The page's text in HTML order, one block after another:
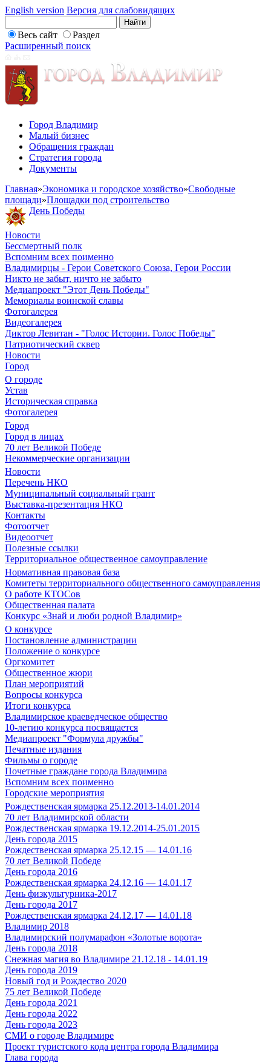
English version Версия для слабовидящих
Весь сайт
Раздел
Расширенный поиск
Город Владимир
Малый бизнес
Обращения граждан
Стратегия города
Документы
Главная»Экономика и городское хозяйство»Свободные
площади»Площадки под строительство
День Победы
Новости
Бессмертный полк
Вспомним всех поименно
Владимирцы - Герои Советского Союза, Герои России
Никто не забыт, ничто не забыто
Медиапроект "Этот День Победы"
Мемориалы воинской славы
Фотогалерея
Видеогалерея
Диктор Левитан - "Голос Истории. Голос Победы"
Патриотический сквер
Новости
Город
О городе
Устав
Историческая справка
Фотогалерея
Город
Город в лицах
70 лет Великой Победе
Некоммерческие организации
Новости
Перечень НКО
Муниципальный социальный грант
Выставка-презентация НКО
Контакты
Фотоотчет
Видеоотчет
Полезные ссылки
Территориальное общественное самоуправление
Нормативная правовая база
Комитеты территориального общественного самоуправления
О работе КТОСов
Общественная палата
Конкурс «Знай и люби родной Владимир»
О конкурсе
Постановление администрации
Положение о конкурсе
Оргкомитет
Общественное жюри
План мероприятий
Вопросы конкурса
Итоги конкурса
Владимирское краеведческое общество
10-летию конкурса посвящается
Медиапроект "Формула дружбы"
Печатные издания
Фильмы о городе
Почетные граждане города Владимира
Вспомним всех поименно
Городские мероприятия
Рождественская ярмарка 25.12.2013-14.01.2014
70 лет Владимирской области
Рождественская ярмарка 19.12.2014-25.01.2015
День города 2015
Рождественская ярмарка 25.12.15 — 14.01.16
70 лет Великой Победе
День города 2016
Рождественская ярмарка 24.12.16 — 14.01.17
День физкультурника-2017
День города 2017
Рождественская ярмарка 24.12.17 — 14.01.18
Владимир 2018
Владимирский полумарафон «Золотые ворота»
День города 2018
Снежная магия во Владимире 21.12.18 - 14.01.19
День города 2019
Новый год и Рождество 2020
75 лет Великой Победе
День города 2021
День города 2022
День города 2023
СМИ о городе Владимире
Проект туристского кода центра города Владимира
Глава города